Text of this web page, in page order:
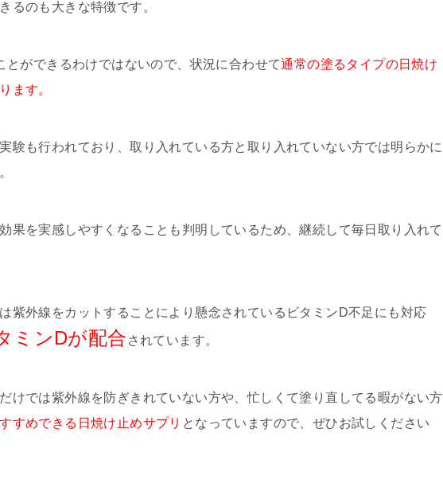
るのも大きな特徴です。
とができるわけではないので、状況に合わせて通常の塗るタイプの日焼け
ます。
験も行われており、取り入れている方と取り入れていない方では明らかに
果を実感しやすくなることも判明しているため、継続して毎日取り入れて
紫外線をカットすることにより懸念されているビタミンD不足にも対応
ミンDが配合 されています。
けでは紫外線を防ぎきれていない方や、忙しくて塗り直してる暇がない方
すめできる日焼け止めサプリ となっていますので、ぜひお試しください